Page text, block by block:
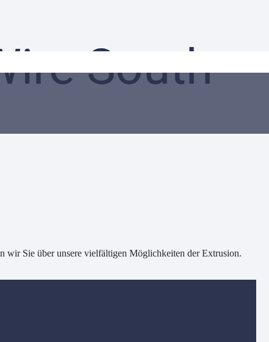
South
wir Sie über unsere vielfältigen Möglichkeiten der Extrusion.